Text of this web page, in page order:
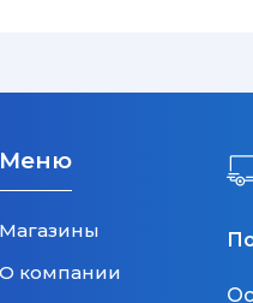
Меню
Магазины
О компании